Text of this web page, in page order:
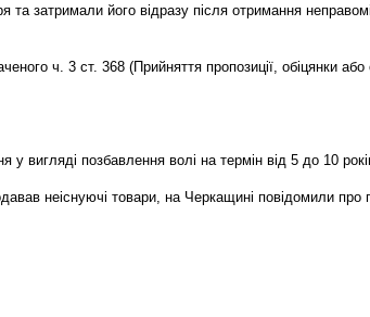
та затримали його відразу після отримання
ч. 3 ст. 368 (Прийняття пропозиції, обіцянки
у вигляді позбавлення волі на термін від 5 до 10
неіснуючі товари, на Черкащині повідомили про